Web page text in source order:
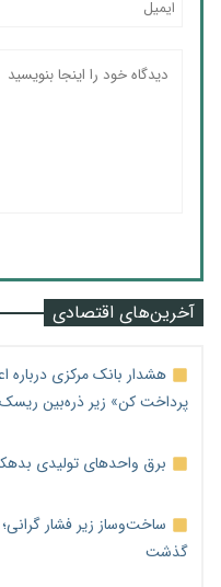
آخرین‌های اقتصادی
هشدار بانک مرکزی درباره
پرداخت کن» زیر ذره‌بین
برق واحدهای تولیدی
گذشت